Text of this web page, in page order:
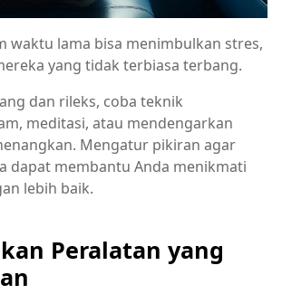
waktu lama bisa menimbulkan stres,
yang tidak terbiasa terbang.
dan rileks, coba teknik
meditasi, atau mendengarkan
Mengatur pikiran agar
dapat membantu Anda menikmati
lebih baik.
Peralatan yang